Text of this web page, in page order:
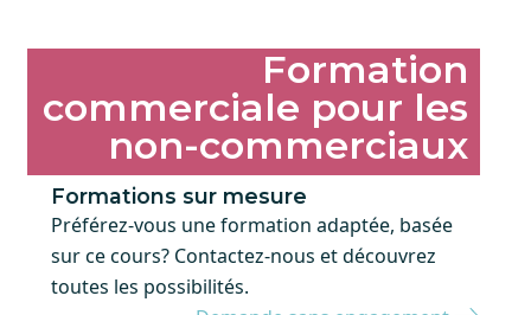
Formation
commerciale pour les
non-commerciaux
Formations sur mesure
Préférez-vous une formation adaptée, basée
sur ce cours? Contactez-nous et découvrez
toutes les possibilités.